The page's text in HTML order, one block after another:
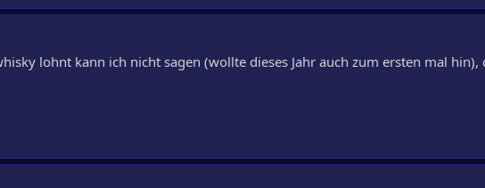
lohnt kann ich nicht sagen (wollte dieses Jahr auch zum ersten mal